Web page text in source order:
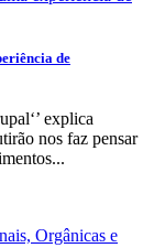
de
explica
nos faz pensar